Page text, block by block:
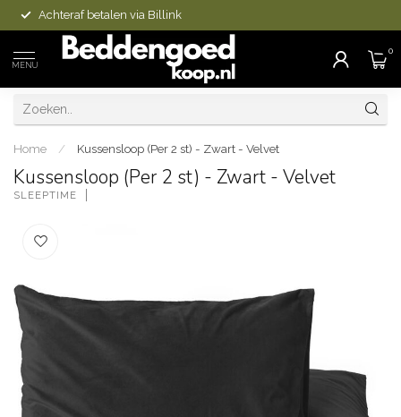
Achteraf betalen via Billink
MENU
0
Home / Kussensloop (Per 2 st) - Zwart - Velvet
Kussensloop (Per 2 st) - Zwart - Velvet
SLEEPTIME